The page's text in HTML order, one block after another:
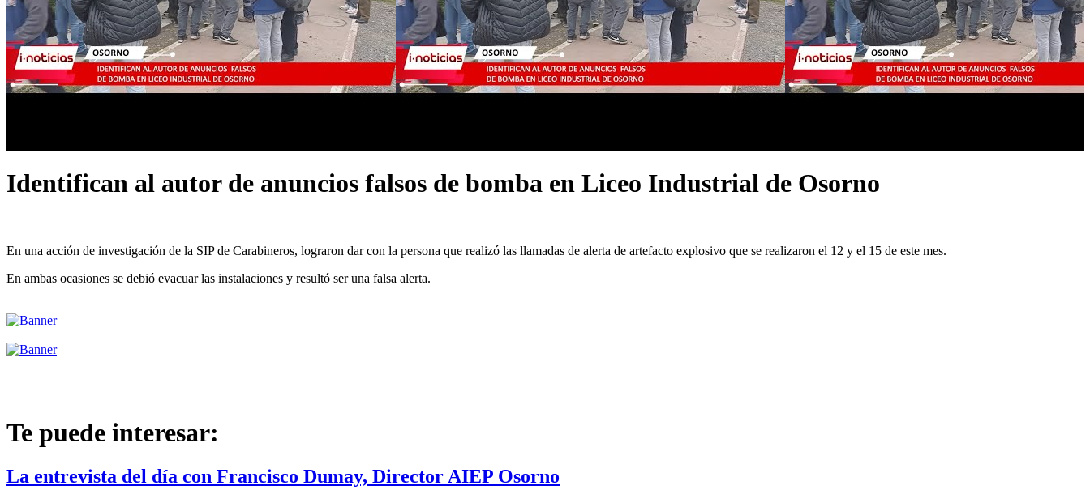
Identifican al autor de anuncios falsos de bomba en Liceo Industrial de Osorno
En una acción de investigación de la SIP de Carabineros, lograron dar con la persona que realizó las llamadas de alerta de artefacto explosivo que se realizaron el 12 y el 15 de este mes.
En ambas ocasiones se debió evacuar las instalaciones y resultó ser una falsa alerta.
Te puede interesar:
La entrevista del día con Francisco Dumay, Director AIEP Osorno